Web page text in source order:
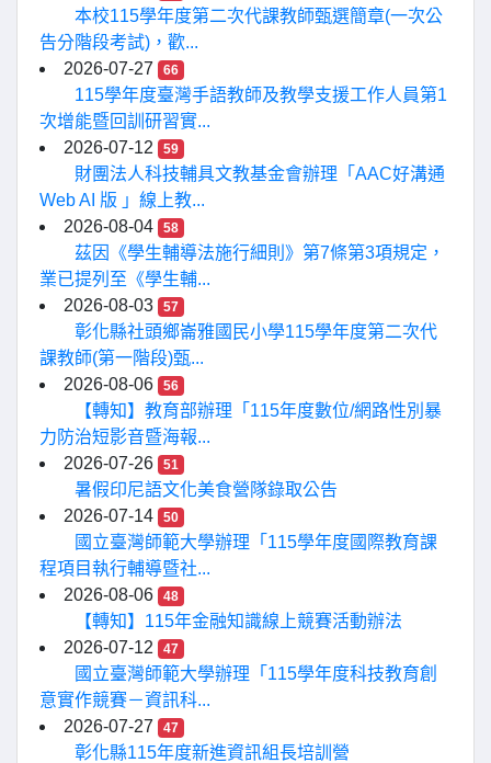
本校115學年度第二次代課教師甄選簡章(一次公
告分階段考試)，歡...
2026-07-27
66
115學年度臺灣手語教師及教學支援工作人員第1
次增能暨回訓研習實...
2026-07-12
59
財團法人科技輔具文教基金會辦理「AAC好溝通
Web AI 版 」線上教...
2026-08-04
58
茲因《學生輔導法施行細則》第7條第3項規定，
業已提列至《學生輔...
2026-08-03
57
彰化縣社頭鄉崙雅國民小學115學年度第二次代
課教師(第一階段)甄...
2026-08-06
56
【轉知】教育部辦理「115年度數位/網路性別暴
力防治短影音暨海報...
2026-07-26
51
暑假印尼語文化美食營隊錄取公告
2026-07-14
50
國立臺灣師範大學辦理「115學年度國際教育課
程項目執行輔導暨社...
2026-08-06
48
【轉知】115年金融知識線上競賽活動辦法
2026-07-12
47
國立臺灣師範大學辦理「115學年度科技教育創
意實作競賽－資訊科...
2026-07-27
47
彰化縣115年度新進資訊組長培訓營